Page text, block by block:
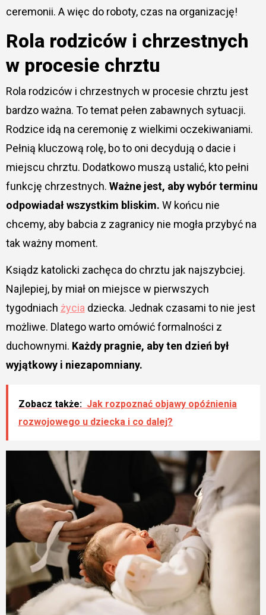
ceremonii. A więc do roboty, czas na organizację!
Rola rodziców i chrzestnych
w procesie chrztu
Rola rodziców i chrzestnych w procesie chrztu jest
bardzo ważna. To temat pełen zabawnych sytuacji.
Rodzice idą na ceremonię z wielkimi oczekiwaniami.
Pełnią kluczową rolę, bo to oni decydują o dacie i
miejscu chrztu. Dodatkowo muszą ustalić, kto pełni
funkcję chrzestnych. Ważne jest, aby wybór terminu
odpowiadał wszystkim bliskim. W końcu nie
chcemy, aby babcia z zagranicy nie mogła przybyć na
tak ważny moment.
Ksiądz katolicki zachęca do chrztu jak najszybciej.
Najlepiej, by miał on miejsce w pierwszych
tygodniach życia dziecka. Jednak czasami to nie jest
możliwe. Dlatego warto omówić formalności z
duchownymi. Każdy pragnie, aby ten dzień był
wyjątkowy i niezapomniany.
Zobacz także: Jak rozpoznać objawy opóźnienia
rozwojowego u dziecka i co dalej?